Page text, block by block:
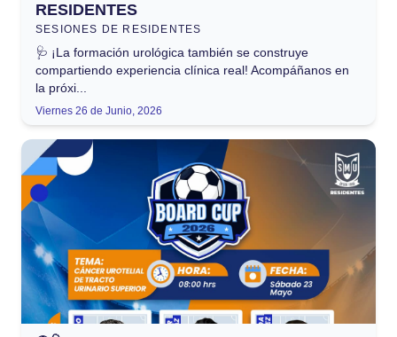
RESIDENTES
SESIONES DE RESIDENTES
🩺 ¡La formación urológica también se construye
compartiendo experiencia clínica real! Acompáñanos en
la próxi...
Viernes 26 de Junio, 2026